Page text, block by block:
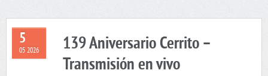
5
05 2026
139 Aniversario Cerrito –
Transmisión en vivo